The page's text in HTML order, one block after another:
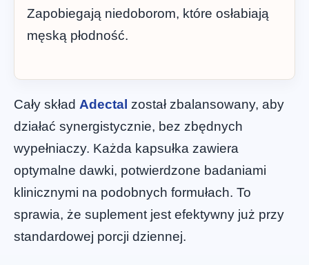
Zapobiegają niedoborom, które osłabiają
męską płodność.
Cały skład Adectal został zbalansowany, aby
działać synergistycznie, bez zbędnych
wypełniaczy. Każda kapsułka zawiera
optymalne dawki, potwierdzone badaniami
klinicznymi na podobnych formułach. To
sprawia, że suplement jest efektywny już przy
standardowej porcji dziennej.